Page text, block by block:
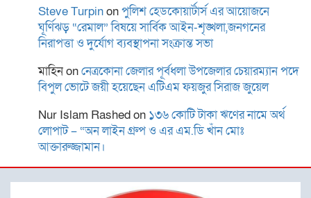
ময়মনসিংহে কিশোরীকে ধর্ষণ ও
ভিডিও ধারণ করে
ব্ল্যাকমেইল,গ্রেপ্তার-১
জাতীয় সাংবাদিক সংস্থা ঢাকা
বিমানবন্দর থানা কমিটির পরিচিতি
সভা
Steve Turpinonপুলিশ হেডকোয়ার্টার্স এর আয়োজনে
ঘূর্ণিঝড় “রেমাল” বিষয়ে সার্বিক আইন-শৃঙ্খলা,জনগনের
নিরাপত্তা ও দুর্যোগ ব্যবস্থাপনা সংক্রান্ত সভা
মাহিনonনেত্রকোনা জেলার পূর্বধলা উপজেলার চেয়ারম্যান পদে
বিপুল ভোটে জয়ী হয়েছেন এটিএম ফয়জুর সিরাজ জুয়েল
Nur Islam Rashedon ১৩৬ কোটি টাকা ঋণের নামে অর্থ
লোপাট – “অন লাইন গ্রুপ ও এর এম.ডি খাঁন মোঃ
আক্তারুজ্জামান।